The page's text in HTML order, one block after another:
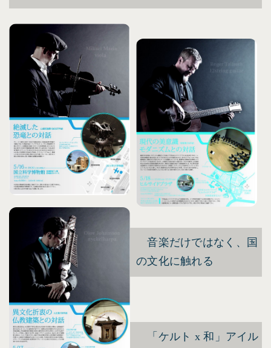
音楽だけではなく、国
の文化に触れる
「ケルト x 和」アイル